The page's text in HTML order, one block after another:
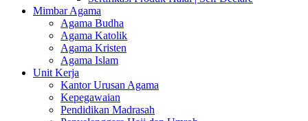
Mimbar Agama
Agama Budha
Agama Katolik
Agama Kristen
Agama Islam
Unit Kerja
Kantor Urusan Agama
Kepegawaian
Pendidikan Madrasah